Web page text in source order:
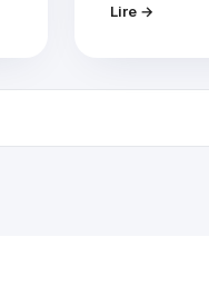
Lire →